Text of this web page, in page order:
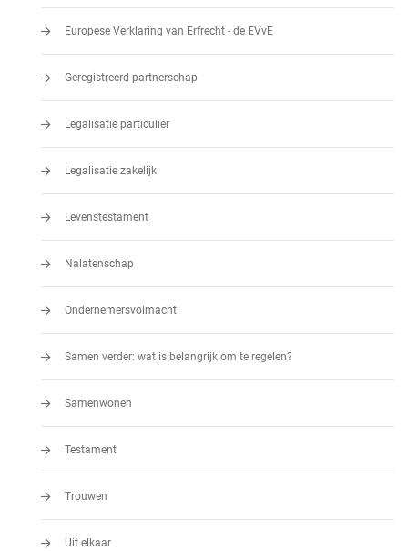
Europese Verklaring van Erfrecht - de EVvE
Geregistreerd partnerschap
Legalisatie particulier
Legalisatie zakelijk
Levenstestament
Nalatenschap
Ondernemersvolmacht
Samen verder: wat is belangrijk om te regelen?
Samenwonen
Testament
Trouwen
Uit elkaar